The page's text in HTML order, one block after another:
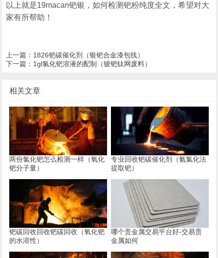
以上就是19macan钯银，如何检测钯粉纯度全文，希望对大
家有所帮助！
上一篇： 1826钯碳催化剂（银钯合金漆包线）
下一篇： 1gl氯化钯溶液的配制（镀钯钛网废料）
相关文章
两份氯化钯怎么检测一样（氧化
钯分子量）
专业回收钯碳催化剂（氨氯化法
提取钯）
钯碳回收回收钯碳回收（氧化钯
的水溶性）
哪个贵金属交易平台好-交易贵
金属如何